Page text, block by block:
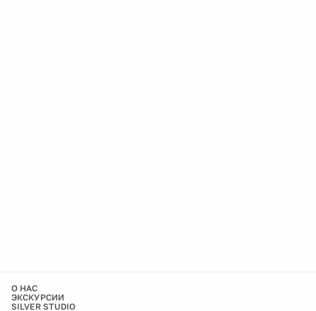
О НАС
ЭКСКУРСИИ
SILVER STUDIO